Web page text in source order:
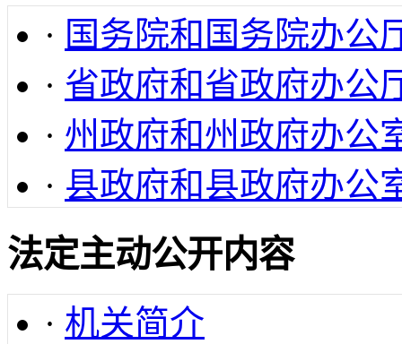
· 国务院和国务院办公
· 省政府和省政府办公
· 州政府和州政府办公
· 县政府和县政府办公
法定主动公开内容
· 机关简介